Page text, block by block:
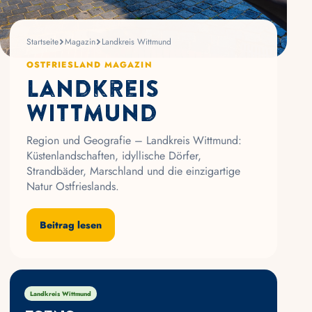
Startseite Magazin Landkreis Wittmund
OSTFRIESLAND MAGAZIN
Landkreis
Wittmund
Region und Geografie – Landkreis Wittmund:
Küstenlandschaften, idyllische Dörfer,
Strandbäder, Marschland und die einzigartige
Natur Ostfrieslands.
Beitrag lesen
Landkreis Wittmund